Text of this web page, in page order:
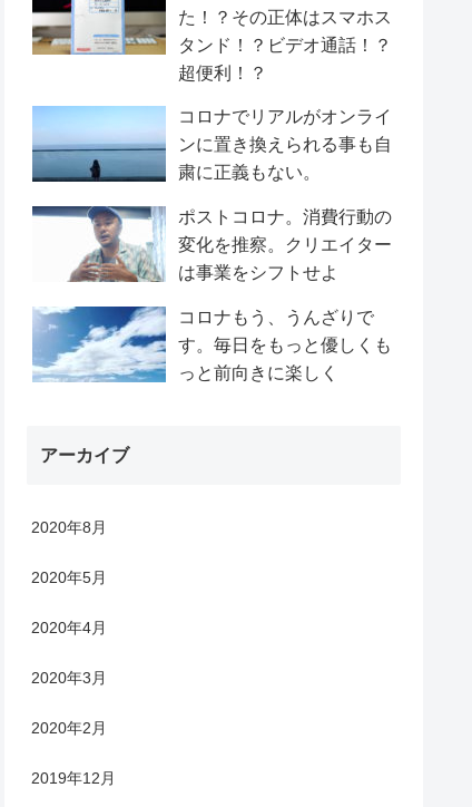
た！？その正体はスマホス
タンド！？ビデオ通話！？
超便利！？
コロナでリアルがオンライ
ンに置き換えられる事も自
粛に正義もない。
ポストコロナ。消費行動の
変化を推察。クリエイター
は事業をシフトせよ
コロナもう、うんざりで
す。毎日をもっと優しくも
っと前向きに楽しく
アーカイブ
2020年8月
2020年5月
2020年4月
2020年3月
2020年2月
2019年12月